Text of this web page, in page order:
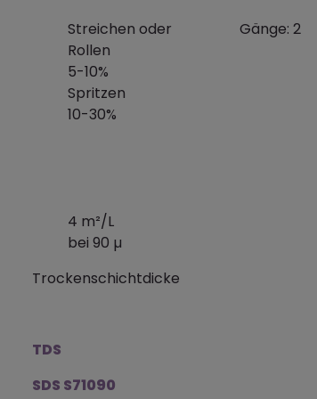
Streichen oder Gänge: 2
Rollen
5-10%
Spritzen
10-30%
4 m²/L
bei 90 µ
Trockenschichtdicke
TDS
SDS S71090